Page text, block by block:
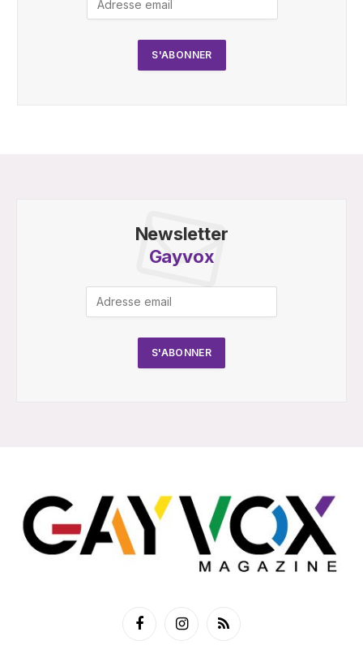
Newsletter
Gayvox
FacebookInstagramRSS